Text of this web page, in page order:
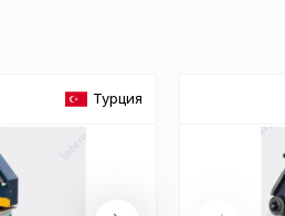
Турция
Сохранить выбор